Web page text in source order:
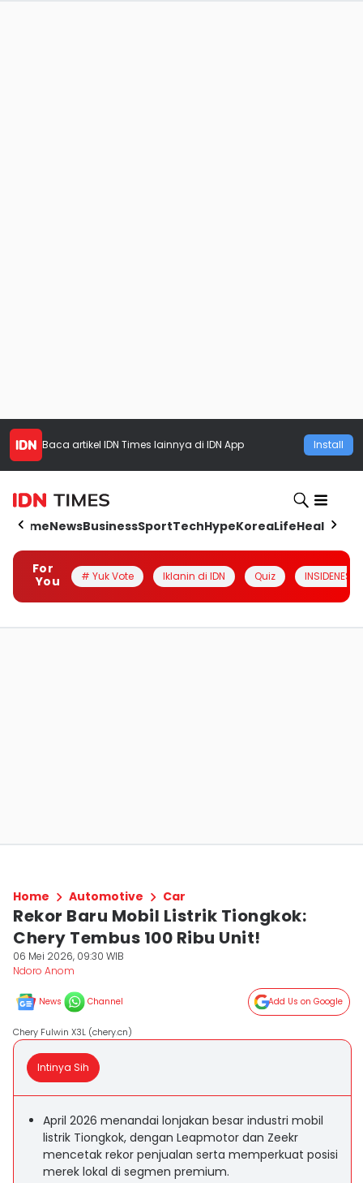
Baca artikel IDN Times lainnya di IDN App Install
HomeNewsBusinessSportTechHypeKoreaLifeHealth
For
You
# Yuk Vote Iklanin di IDN Quiz INSIDENESIA
Home Automotive Car
Rekor Baru Mobil Listrik Tiongkok:
Chery Tembus 100 Ribu Unit!
06 Mei 2026, 09:30 WIB
Ndoro Anom
News Channel Add Us on Google
Chery Fulwin X3L (chery.cn)
Intinya Sih
April 2026 menandai lonjakan besar industri mobil
listrik Tiongkok, dengan Leapmotor dan Zeekr
mencetak rekor penjualan serta memperkuat posisi
merek lokal di segmen premium.